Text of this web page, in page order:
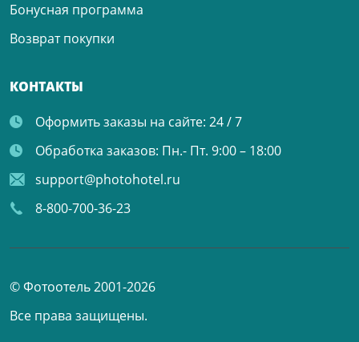
Бонусная программа
Возврат покупки
КОНТАКТЫ
Оформить заказы на сайте: 24 / 7
Обработка заказов: Пн.- Пт. 9:00 – 18:00
support@photohotel.ru
8-800-700-36-23
© Фотоотель 2001-2026
Все права защищены.